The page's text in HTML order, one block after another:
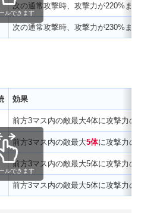
次の通常攻撃時、攻撃力が220%ま
次の通常攻撃時、攻撃力が230%ま
ルできます
効果
前方3マス内の敵最大4体に攻撃力の
前方3マス内の敵最大5体に攻撃力の
前方3マス内の敵最大5体に攻撃力の
前方3マス内の敵最大5体に攻撃力の
ルできます